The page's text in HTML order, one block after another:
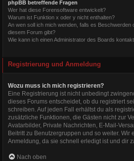
phpBB betreffende Fragen
Wer hat diese Forensoftware entwickelt?
Warum ist Funktion x oder y nicht enthalten?
An wen soll ich mich wenden, falls es Beschwerden
diesem Forum gibt?
Wie kann ich einen Administrator des Boards
Registrierung und Anmeldung
Wozu muss ich mich registrieren?
Eine Registrierung ist nicht unbedingt
dieses Forums entscheidet, ob du registriert
schreiben. Auf jeden Fall erhältst du als
zusätzliche Funktionen, die Gästen nicht zur
Avatarbilder, Private Nachrichten, E-Mail-
Beitritt zu Benutzergruppen und so weiter. Wir
Anmeldung, da sie schnell erledigt ist und dir
Nach oben